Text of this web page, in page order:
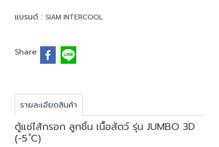
แบรนด์ : SIAM INTERCOOL
Share
รายละเอียดสินค้า
ตู้แช่ไส้กรอก ลูกชิ้น เนื้อสัตว์ รุ่น JUMBO 3D
(-5 ํC)